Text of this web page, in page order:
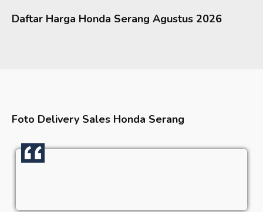
Daftar Harga Honda Serang Agustus 2026
Foto Delivery Sales Honda Serang